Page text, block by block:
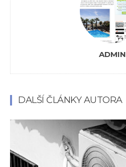
ADMIN
DALŠÍ ČLÁNKY AUTORA